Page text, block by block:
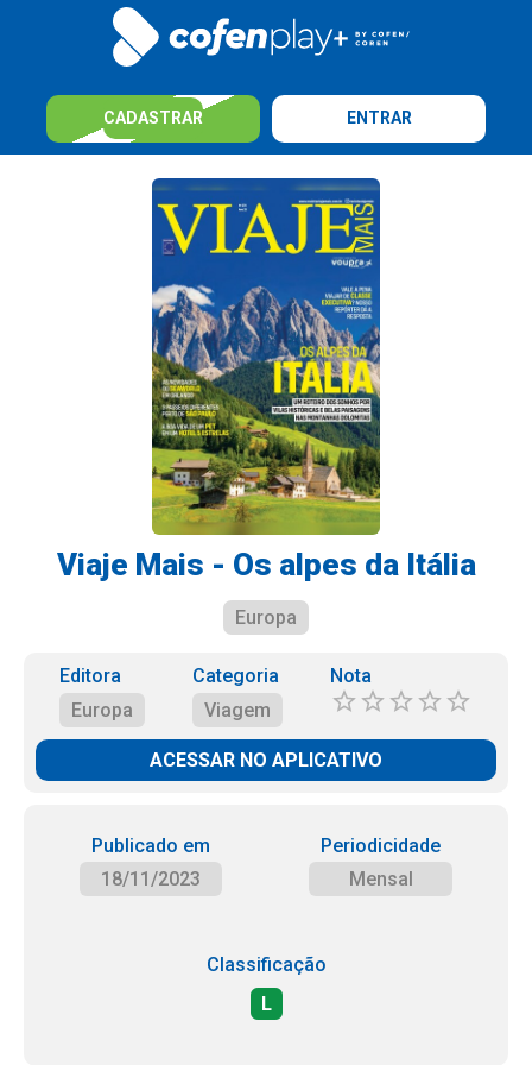
CADASTRAR ENTRAR
Viaje Mais - Os alpes da Itália
Europa
Editora
Europa
Categoria
Viagem
Nota
ACESSAR NO APLICATIVO
Publicado em
18/11/2023
Periodicidade
Mensal
Classificação
L